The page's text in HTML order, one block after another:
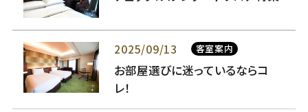
2025/09/13 客室案内
お部屋選びに迷っているならコ
レ！